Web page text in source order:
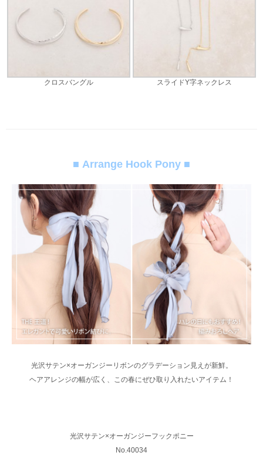
クロスバングル スライドY字ネックレス
■ Arrange Hook Pony ■
光沢サテン×オーガンジーリボンのグラデーション見えが新鮮。
ヘアアレンジの幅が広く、この春にぜひ取り入れたいアイテム！
光沢サテン×オーガンジーフックポニー
No.40034